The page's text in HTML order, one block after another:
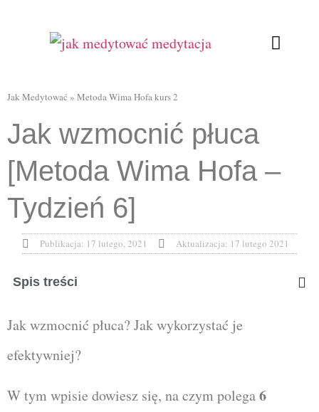
Jak Medytować » Metoda Wima Hofa kurs 2
Jak wzmocnić płuca
[Metoda Wima Hofa –
Tydzień 6]
Publikacja: 17 lutego, 2021 Aktualizacja: 17 lutego 2021
Spis treści
Jak wzmocnić płuca? Jak wykorzystać je
efektywniej?
W tym wpisie dowiesz się, na czym polega6